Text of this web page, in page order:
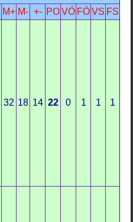
M+ M- +- PO VÖ FÖ VS FS
32 18 14 22 0 1 1 1